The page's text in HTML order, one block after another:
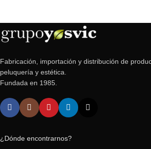
Fabricación, importación y distribución de
peluquería y estética.
Fundada en 1985.
¿Dónde encontrarnos?